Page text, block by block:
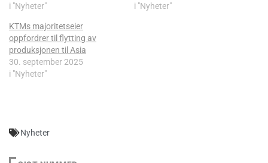
i "Nyheter"
i "Nyheter"
KTMs majoritetseier
oppfordrer til flytting av
produksjonen til Asia
30. september 2025
i "Nyheter"
Nyheter